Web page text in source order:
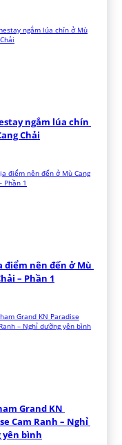
ngắm lúa chín
Chải
điểm nên đến ở Mù
– Phần 1
Grand KN
Cam Ranh – Nghỉ
bình